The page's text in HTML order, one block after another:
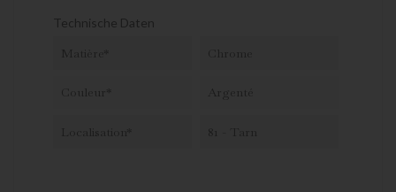
Technische Daten
Matière* Chrome
Couleur* Argenté
Localisation* 81 - Tarn